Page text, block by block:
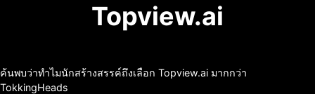
Topview.ai
ค้นพบว่าทำไมนักสร้างสรรค์ถึงเลือก Topview.ai มากกว่า
TokkingHeads